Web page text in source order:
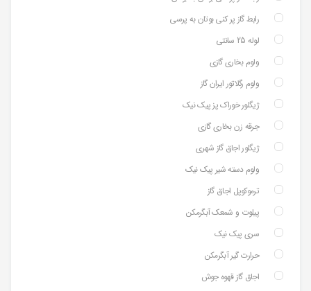
رابط گاز پر کنی بوتان به پرسی
لوله 25 سانتی
ولوم بخاری گازی
ولوم رگلاتور ایران گاز
ژیگلور خوراک پز پیک نیک
جرقه زن بخاری گازی
ژیگلور اجاق گاز شهری
ولوم دسته شیر پیک نیک
ترموکوپل اجاق گاز
پیلوت و شمعک آبگرمکن
سری پیک نیک
حرارت گیر آبگرمکن
اجاق گاز قهوه جوش